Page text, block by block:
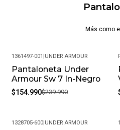
Tarjetas. El Bolsillo Trasero Con
Diseñado Para Correr, Yoga Y
Longitud: 7"
Tejido Elástico En 4 Direcciones
Más como
-35%
1361497-001 |UNDER ARMOUR
Pantaloneta Under
Armour Sw 7 In-Negro
$154.990$239.990
1328705-600|UNDER ARMOUR